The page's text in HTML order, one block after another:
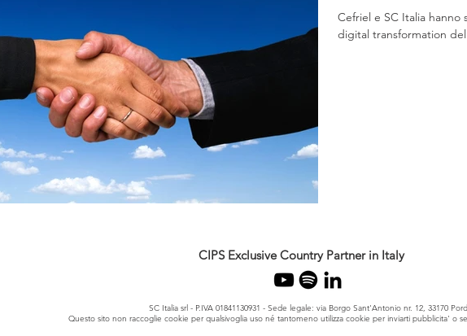
Cefriel e SC Italia
digital transformation
CIPS Exclusive Country Partner in Italy
SC Italia srl - P.IVA 01841130931 - Sede legale: via Borgo Sant'Antonio nr. 12, 33170
Questo sito non raccoglie cookie per qualsivoglia uso né tantomeno utilizza cookie per inviarti pubblicita' o